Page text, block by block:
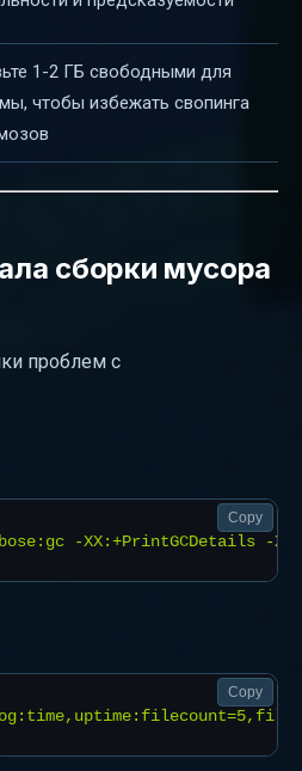
1-2 ГБ свободными для
чтобы избежать свопинга
сборки мусора
проблем с
Copy
Copy